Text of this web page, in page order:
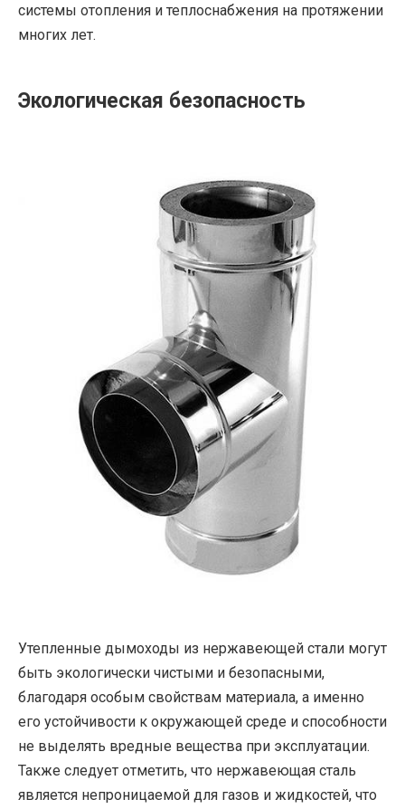
системы отопления и теплоснабжения на протяжении
многих лет.
Экологическая безопасность
Утепленные дымоходы из нержавеющей стали могут
быть экологически чистыми и безопасными,
благодаря особым свойствам материала, а именно
его устойчивости к окружающей среде и способности
не выделять вредные вещества при эксплуатации.
Также следует отметить, что нержавеющая сталь
является непроницаемой для газов и жидкостей, что